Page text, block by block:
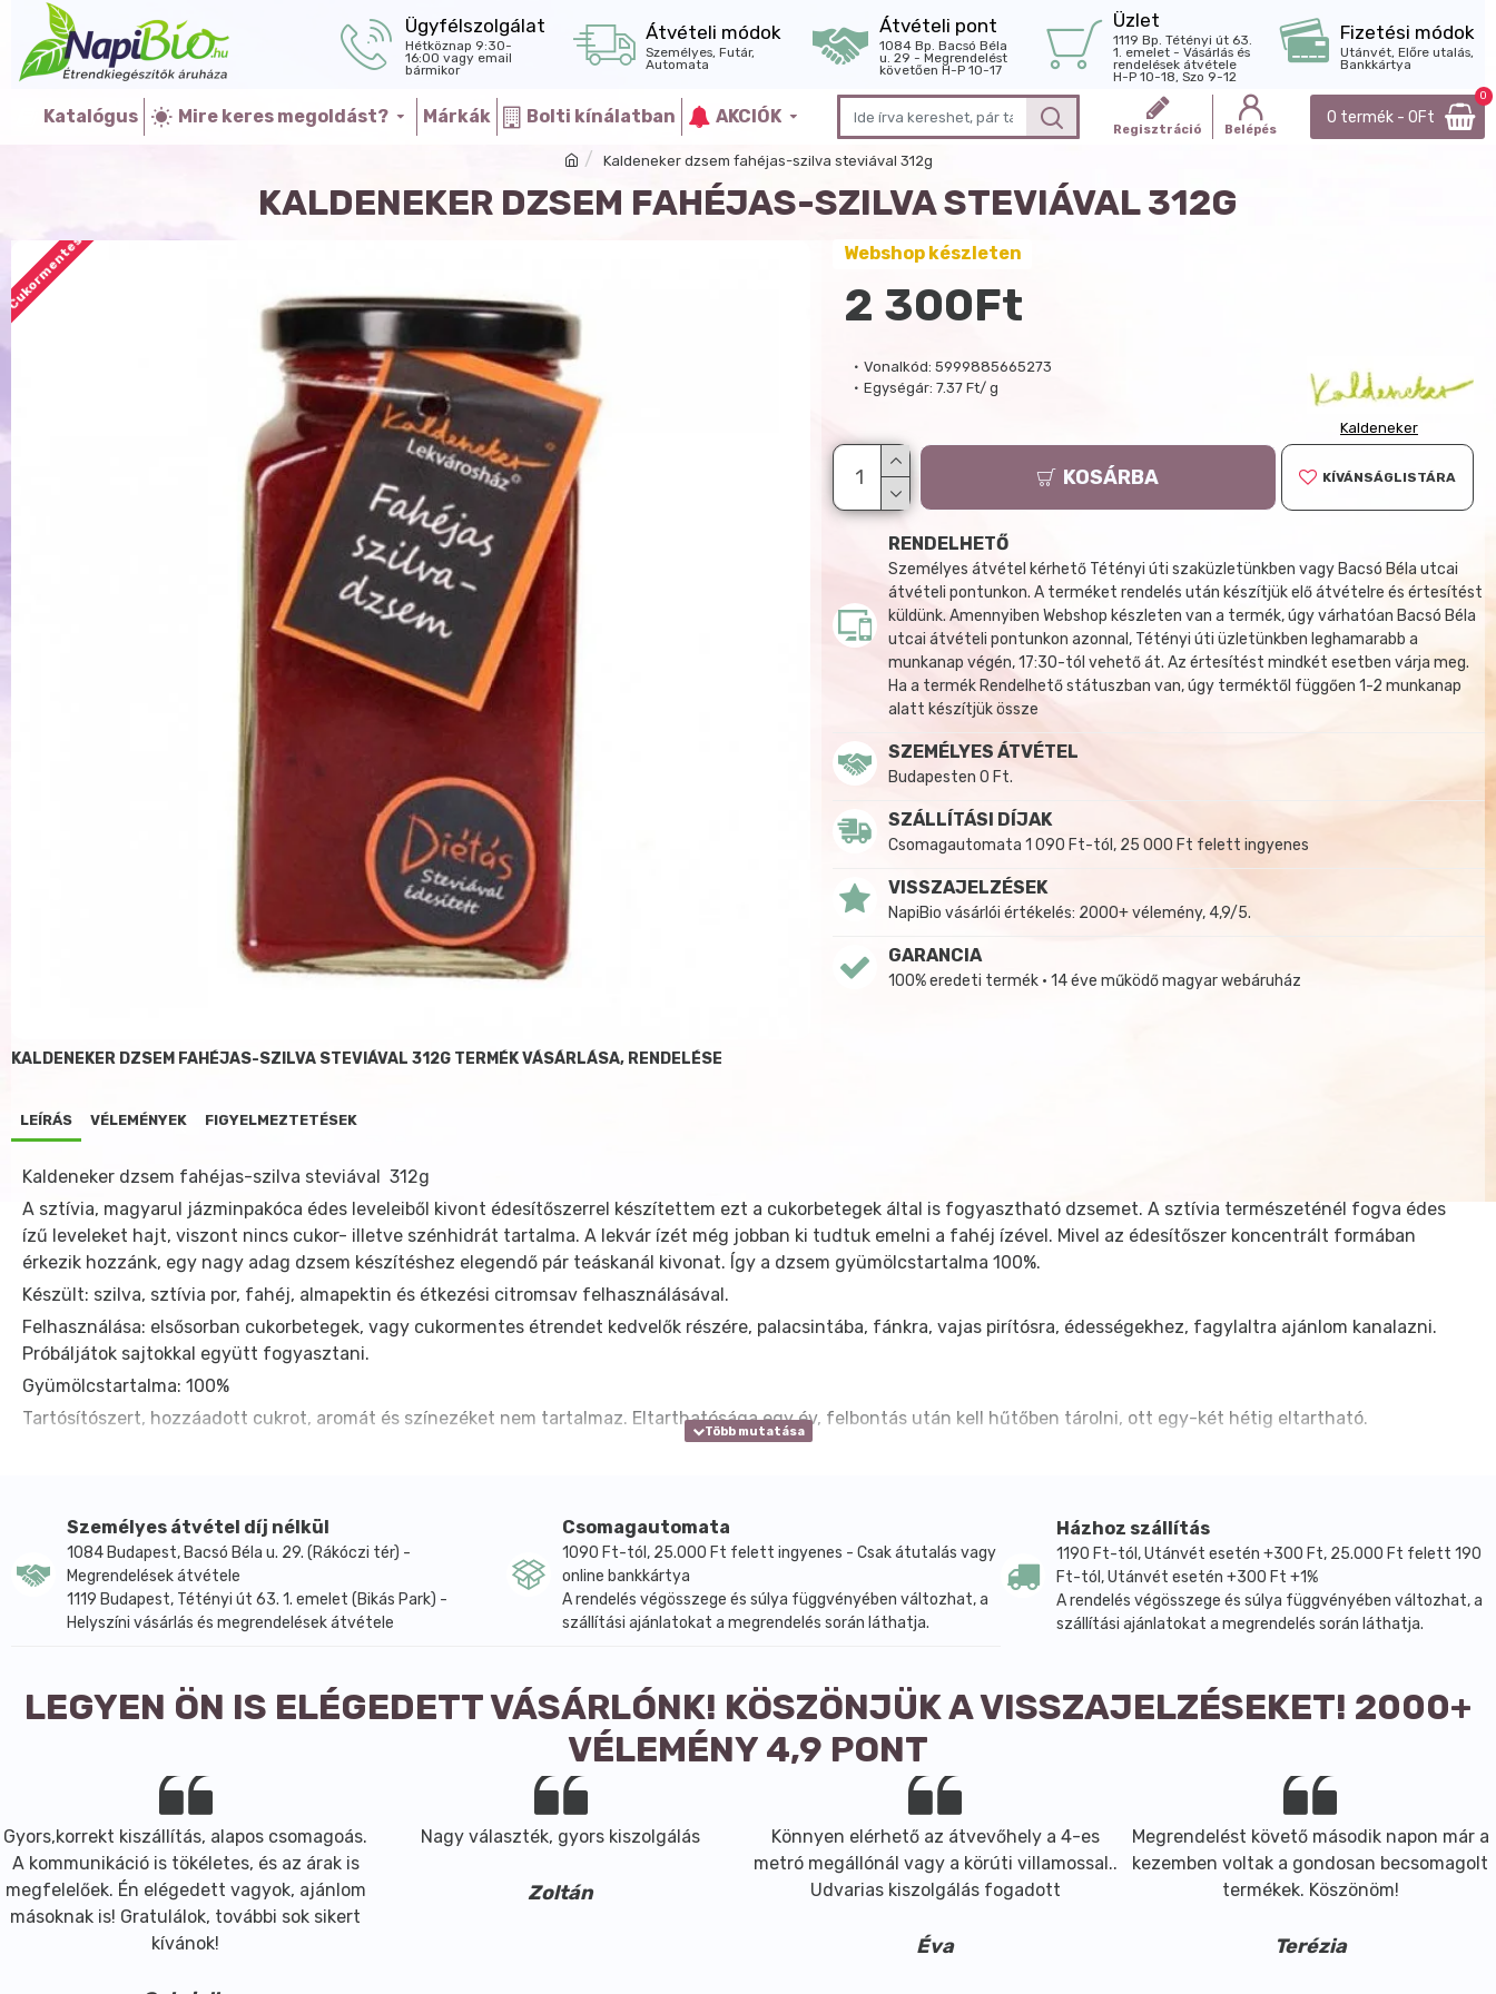
Ügyfélszolgálat
Hétköznap 9:30-
16:00 vagy email
bármikor
Átvételi módok
Személyes, Futár,
Automata
Átvételi pont
1084 Bp. Bacsó Béla
u. 29 - Megrendelést
követően H-P 10-17
Üzlet
1119 Bp. Tétényi út 63.
1. emelet - Vásárlás és
rendelések átvétele
H-P 10-18, Szo 9-12
Fizetési módok
Utánvét, Előre utalás,
Bankkártya
Katalógus Mire keres megoldást? Márkák Bolti kínálatban AKCIÓK
Regisztráció Belépés
0 termék - 0Ft
0
Kaldeneker dzsem fahéjas-szilva steviával 312g
KALDENEKER DZSEM FAHÉJAS-SZILVA STEVIÁVAL 312G
Cukormentes
Vonalkód: 5999885665273
Egységár: 7.37 Ft/ g
Kaldeneker
Webshop készleten
2 300Ft
KOSÁRBA KÍVÁNSÁGLISTÁRA
RENDELHETŐ
Személyes átvétel kérhető Tétényi úti szaküzletünkben vagy Bacsó Béla utcai
átvételi pontunkon. A terméket rendelés után készítjük elő átvételre és értesítést
küldünk. Amennyiben Webshop készleten van a termék, úgy várhatóan Bacsó Béla
utcai átvételi pontunkon azonnal, Tétényi úti üzletünkben leghamarabb a
munkanap végén, 17:30-tól vehető át. Az értesítést mindkét esetben várja meg.
Ha a termék Rendelhető státuszban van, úgy terméktől függően 1-2 munkanap
alatt készítjük össze
SZEMÉLYES ÁTVÉTEL
Budapesten 0 Ft.
SZÁLLÍTÁSI DÍJAK
Csomagautomata 1 090 Ft-tól, 25 000 Ft felett ingyenes
VISSZAJELZÉSEK
NapiBio vásárlói értékelés: 2000+ vélemény, 4,9/5.
GARANCIA
100% eredeti termék • 14 éve működő magyar webáruház
KALDENEKER DZSEM FAHÉJAS-SZILVA STEVIÁVAL 312G TERMÉK VÁSÁRLÁSA, RENDELÉSE
LEÍRÁS VÉLEMÉNYEK FIGYELMEZTETÉSEK
Kaldeneker dzsem fahéjas-szilva steviával 312g
A sztívia, magyarul jázminpakóca édes leveleiből kivont édesítőszerrel készítettem ezt a cukorbetegek által is fogyasztható dzsemet. A sztívia természeténél fogva édes
ízű leveleket hajt, viszont nincs cukor- illetve szénhidrát tartalma. A lekvár ízét még jobban ki tudtuk emelni a fahéj ízével. Mivel az édesítőszer koncentrált formában
érkezik hozzánk, egy nagy adag dzsem készítéshez elegendő pár teáskanál kivonat. Így a dzsem gyümölcstartalma 100%.
Készült: szilva, sztívia por, fahéj, almapektin és étkezési citromsav felhasználásával.
Felhasználása: elsősorban cukorbetegek, vagy cukormentes étrendet kedvelők részére, palacsintába, fánkra, vajas pirítósra, édességekhez, fagylaltra ajánlom kanalazni.
Próbáljátok sajtokkal együtt fogyasztani.
Gyümölcstartalma: 100%
Tartósítószert, hozzáadott cukrot, aromát és színezéket nem tartalmaz. Eltarthatósága egy év, felbontás után kell hűtőben tárolni, ott egy-két hétig eltartható.
Zsír: 0,28g -amelyből telített zsírsavak: 0,02g
Szénhidrát: 11,94 g, -amelyből cukrok: 10,32 g
Fehérje: 0,70 g
Só: 0.00g
Személyes átvétel díj nélkül
1084 Budapest, Bacsó Béla u. 29. (Rákóczi tér) -
Megrendelések átvétele
1119 Budapest, Tétényi út 63. 1. emelet (Bikás Park) -
Helyszíni vásárlás és megrendelések átvétele
Csomagautomata
1090 Ft-tól, 25.000 Ft felett ingyenes - Csak átutalás vagy
online bankkártya
A rendelés végösszege és súlya függvényében változhat, a
szállítási ajánlatokat a megrendelés során láthatja.
Házhoz szállítás
1190 Ft-tól, Utánvét esetén +300 Ft, 25.000 Ft felett 190
Ft-tól, Utánvét esetén +300 Ft +1%
A rendelés végösszege és súlya függvényében változhat, a
szállítási ajánlatokat a megrendelés során láthatja.
LEGYEN ÖN IS ELÉGEDETT VÁSÁRLÓNK! KÖSZÖNJÜK A VISSZAJELZÉSEKET! 2000+
VÉLEMÉNY 4,9 PONT
Gyors,korrekt kiszállítás, alapos csomagoás.
A kommunikáció is tökéletes, és az árak is
megfelelőek. Én elégedett vagyok, ajánlom
másoknak is! Gratulálok, további sok sikert
kívánok!
Nagy választék, gyors kiszolgálás
Zoltán
Könnyen elérhető az átvevőhely a 4-es
metró megállónál vagy a körúti villamossal..
Udvarias kiszolgálás fogadott
Éva
Megrendelést követő második napon már a
kezemben voltak a gondosan becsomagolt
termékek. Köszönöm!
Terézia